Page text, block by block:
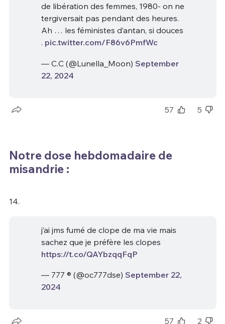
de libération des femmes, 1980- on ne
tergiversait pas pendant des heures.
Ah … les féministes d’antan, si douces
. pic.twitter.com/F86v6PmfWc
— C.C (@Lunella_Moon) September
22, 2024
57 5
Notre dose hebdomadaire de
misandrie :
14.
j’ai jms fumé de clope de ma vie mais
sachez que je préfère les clopes
https://t.co/QAYbzqqFqP
— 777 ®️ (@oc777dse) September 22,
2024
57 2